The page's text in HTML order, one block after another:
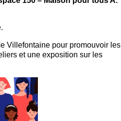
Villefontaine pour promouvoir les
et une exposition sur les